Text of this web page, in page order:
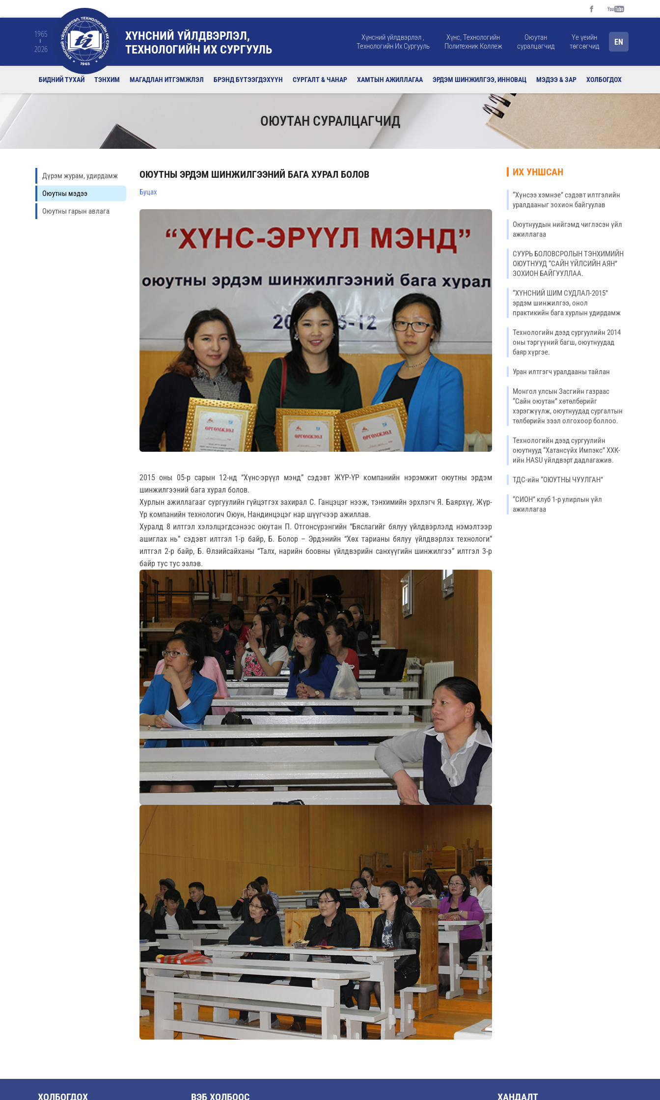
1965
2026
ХҮНСНИЙ ҮЙЛДВЭРЛЭЛ,
ТЕХНОЛОГИЙН ИХ СУРГУУЛЬ
Хүнсний үйлдвэрлэл ,
Технологийн Их Сургууль
Хүнс, Технологийн
Политехник Коллеж
Оюутан
суралцагчид
Үе үеийн
төгсөгчид
EN
БИДНИЙ ТУХАЙ ТЭНХИМ МАГАДЛАН ИТГЭМЖЛЭЛ БРЭНД БҮТЭЭГДЭХҮҮН СУРГАЛТ & ЧАНАР ХАМТЫН АЖИЛЛАГАА ЭРДЭМ ШИНЖИЛГЭЭ, ИННОВАЦ МЭДЭЭ & ЗАР ХОЛБОГДОХ
ОЮУТАН СУРАЛЦАГЧИД
Дүрэм журам, удирдамж
Оюутны мэдээ
Оюутны гарын авлага
ОЮУТНЫ ЭРДЭМ ШИНЖИЛГЭЭНИЙ БАГА ХУРАЛ БОЛОВ
Буцах
2015 оны 05-р сарын 12-нд “Хүнс-эрүүл мэнд” сэдэвт ЖҮР-ҮР компанийн нэрэмжит оюутны эрдэм
шинжилгээний бага хурал болов.
Хурлын ажиллагааг сургуулийн гүйцэтгэх захирал С. Ганцэцэг нээж, тэнхимийн эрхлэгч Я. Баярхүү, Жүр-
Үр компанийн технологич Оюун, Нандинцэцэг нар шүүгчээр ажиллав.
Хуралд 8 илтгэл хэлэлцэгдсэнээс оюутан П. Отгонсүрэнгийн “Бяслагийг бялуу үйлдвэрлэлд нэмэлтээр
ашиглах нь” сэдэвт илтгэл 1-р байр, Б. Болор – Эрдэнийн “Хөх тарианы бялуу үйлдвэрлэх технологи”
илтгэл 2-р байр, Б. Өлзийсайханы “Талх, нарийн боовны үйлдвэрийн санхүүгийн шинжилгээ” илтгэл 3-р
байр тус тус эзлэв.
ИХ УНШСАН
“Хүнсээ хэмнэе” сэдэвт илтгэлийн
уралдааныг зохион байгуулав
Оюутнуудын нийгэмд чиглэсэн үйл
ажиллагаа
СУУРЬ БОЛОВСРОЛЫН ТЭНХИМИЙН
ОЮУТНУУД “САЙН ҮЙЛСИЙН АЯН”
ЗОХИОН БАЙГУУЛЛАА.
“ХҮНСНИЙ ШИМ СУДЛАЛ-2015”
эрдэм шинжилгээ, онол
практикийн бага хурлын удирдамж
Технологийн дээд сургуулийн 2014
оны тэргүүний багш, оюутнуудад
баяр хүргэе.
Уран илтгэгч уралдааны тайлан
Монгол улсын Засгийн газраас
“Сайн оюутан” хөтөлбөрийг
хэрэгжүүлж, оюутнуудад сургалтын
төлбөрийн зээл олгохоор боллоо.
Технологийн дээд сургуулийн
оюутнууд “Хатансүйх Импэкс” ХХК-
ийн HASU үйлдвэрт дадлагажив.
ТДС-ийн “ОЮУТНЫ ЧУУЛГАН”
“СИОН” клуб 1-р улирлын үйл
ажиллагаа
ХОЛБОГДОХ ВЭБ ХОЛБООС ХАНДАЛТ